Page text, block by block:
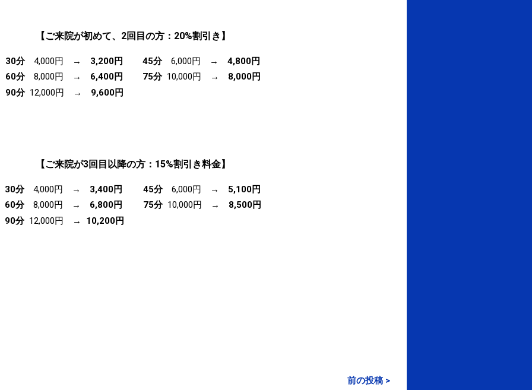
【ご来院が初めて、2回目の方：20%割引き】
30分4,000円 → 3,200円 45分6,000円 → 4,800円
60分8,000円 → 6,400円 75分10,000円 → 8,000円
90分12,000円 → 9,600円
【ご来院が3回目以降の方：15%割引き料金】
30分4,000円 → 3,400円 45分6,000円 → 5,100円
60分8,000円 → 6,800円 75分10,000円 → 8,500円
90分 12,000円 → 10,200円
前の投稿 >